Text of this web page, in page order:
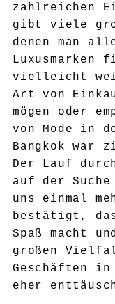
zahlreichen
gibt viele
denen man
Luxusmarken
vielleicht
Art von
mögen oder
von Mode in
Bangkok war
Der Lauf
auf der
uns einmal
bestätigt,
Spaß macht
großen
Geschäften in
eher